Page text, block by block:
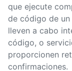
que ejecute
de código de
lleven a cabo
código, o
proporcionen
confirmaciones.